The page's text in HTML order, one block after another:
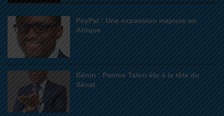
PayPal : Une expansion majeure en
Afrique
Bénin : Patrice Talon élu à la tête du
Sénat